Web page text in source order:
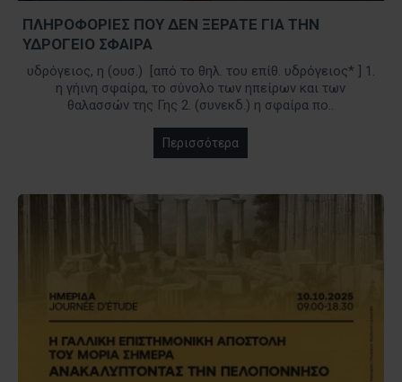
ΠΛΗΡΟΦΟΡΙΕΣ ΠΟΥ ΔΕΝ ΞΕΡΑΤΕ ΓΙΑ ΤΗΝ
ΥΔΡΟΓΕΙΟ ΣΦΑΙΡΑ
υδρόγειος, η (ουσ.) [από το θηλ. του επίθ. υδρόγειος* ] 1.
η γήινη σφαίρα, το σύνολο των ηπείρων και των
θαλασσών της Γης 2. (συνεκδ.) η σφαίρα πο..
Περισσότερα